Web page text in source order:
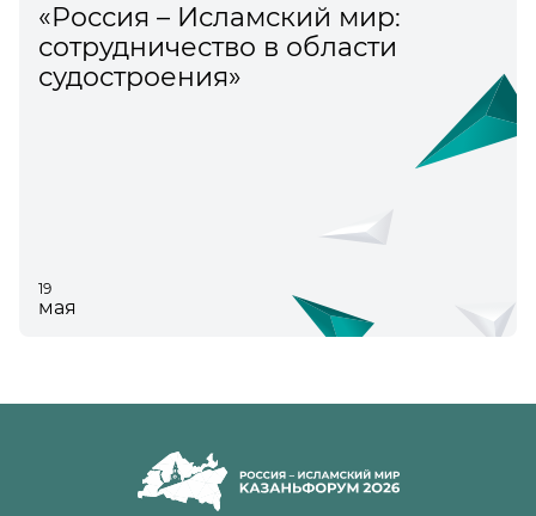
«Россия – Исламский мир:
сотрудничество в области
судостроения»
19
мая